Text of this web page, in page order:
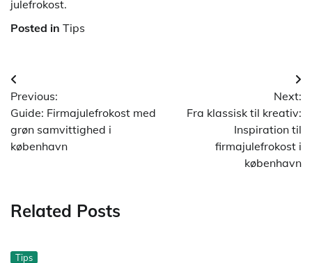
julefrokost.
Posted in Tips
Indlægsnavigation
Previous:
Guide: Firmajulefrokost med
grøn samvittighed i
københavn
Next:
Fra klassisk til kreativ:
Inspiration til
firmajulefrokost i
københavn
Related Posts
Tips